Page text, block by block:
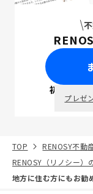
初回面談で
プレゼ
TOP RENOSY不動
RENOSY（リノシー）
地方に住む方にもお勧